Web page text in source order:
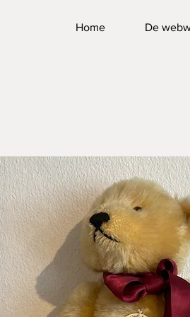
Home De